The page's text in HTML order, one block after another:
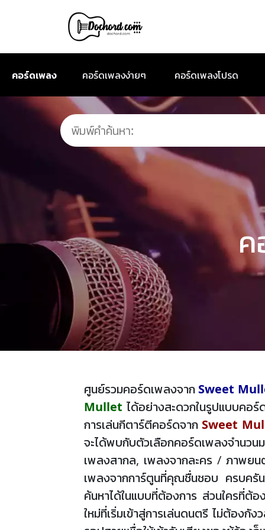
คอร์ดเพลง คอร์ดเพลงง่ายๆ คอร์ดเพลงโปรด
ค
ศูนย์รวมคอร์ดเพลงจาก Sweet
Mullet ได้อย่างสะดวกในรูปแบบคอ
การเล่นกีตาร์ตีคอร์ดจาก Sweet
จะได้พบกับตัวเลือกคอร์ดเพลงจำนวน
เพลงสากล, เพลงจากละคร / ภาพยน
เพลงจากการ์ตูนที่คุณชื่นชอบ ครบครั
ค้นหาได้ในแบบที่ต้องการ ส่วนใครที่ต้อ
ใหม่ที่เริ่มเข้าสู่การเล่นดนตรี ไม่ต้องกั